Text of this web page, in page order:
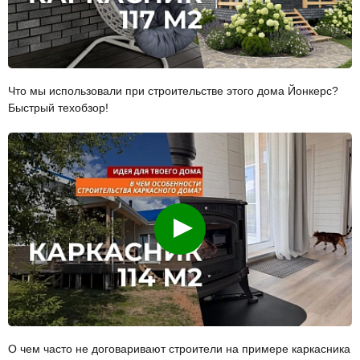
Что мы использовали при строительстве этого дома Йонкерс?
Быстрый техобзор!
Смотреть
О чем часто не договаривают строители на примере каркасника